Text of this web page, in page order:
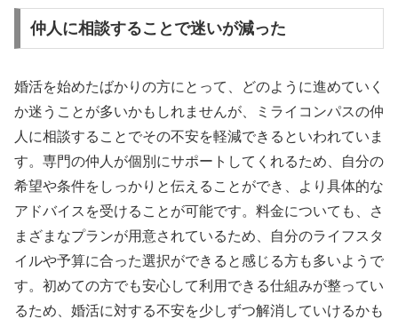
仲人に相談することで迷いが減った
婚活を始めたばかりの方にとって、どのように進めていく
か迷うことが多いかもしれませんが、ミライコンパスの仲
人に相談することでその不安を軽減できるといわれていま
す。専門の仲人が個別にサポートしてくれるため、自分の
希望や条件をしっかりと伝えることができ、より具体的な
アドバイスを受けることが可能です。料金についても、さ
まざまなプランが用意されているため、自分のライフスタ
イルや予算に合った選択ができると感じる方も多いようで
す。初めての方でも安心して利用できる仕組みが整ってい
るため、婚活に対する不安を少しずつ解消していけるかも